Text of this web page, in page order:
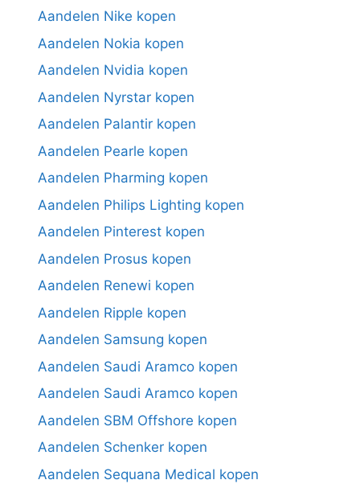
Aandelen Nike kopen
Aandelen Nokia kopen
Aandelen Nvidia kopen
Aandelen Nyrstar kopen
Aandelen Palantir kopen
Aandelen Pearle kopen
Aandelen Pharming kopen
Aandelen Philips Lighting kopen
Aandelen Pinterest kopen
Aandelen Prosus kopen
Aandelen Renewi kopen
Aandelen Ripple kopen
Aandelen Samsung kopen
Aandelen Saudi Aramco kopen
Aandelen Saudi Aramco kopen
Aandelen SBM Offshore kopen
Aandelen Schenker kopen
Aandelen Sequana Medical kopen